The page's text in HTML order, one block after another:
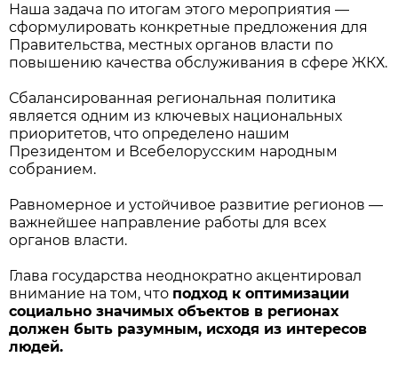
Наша задача по итогам этого мероприятия —
сформулировать конкретные предложения для
Правительства, местных органов власти по
повышению качества обслуживания в сфере ЖКХ.
Сбалансированная региональная политика
является одним из ключевых национальных
приоритетов, что определено нашим
Президентом и Всебелорусским народным
собранием.
Равномерное и устойчивое развитие регионов —
важнейшее направление работы для всех
органов власти.
Глава государства неоднократно акцентировал
внимание на том, что подход к оптимизации
социально значимых объектов в регионах
должен быть разумным, исходя из интересов
людей.